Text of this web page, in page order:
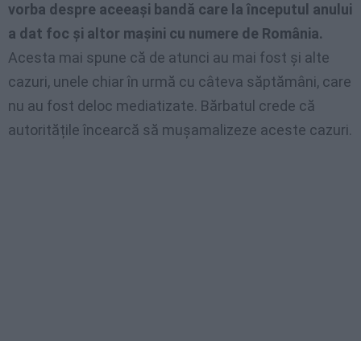
vorba despre aceeași bandă care la începutul anului
a dat foc și altor mașini cu numere de România.
Acesta mai spune că de atunci au mai fost și alte
cazuri, unele chiar în urmă cu câteva săptămâni, care
nu au fost deloc mediatizate. Bărbatul crede că
autoritățile încearcă să mușamalizeze aceste cazuri.